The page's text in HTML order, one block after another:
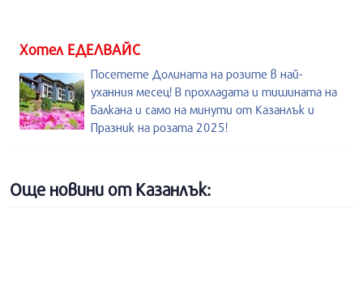
Хотел ЕДЕЛВАЙС
Посетете Долината на розите в най-
уханния месец! В прохладата и тишината на
Балкана и само на минути от Казанлък и
Празник на розата 2025!
Още новини от Казанлък: